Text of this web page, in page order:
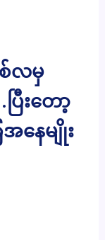
လမှ
းတော့
နေမျိုး